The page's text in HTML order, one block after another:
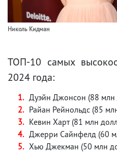
Николь Кидман
ТОП-10 самых
2024 года:
Дуэйн Джонсон (88 млн
Райан Рейнольдс (85
Кевин Харт (81 млн
Джерри Сайнфелд (60
Хью Джекман (50 млн